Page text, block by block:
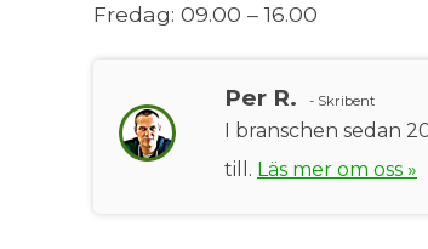
Fredag: 09.00 – 16.00
Per R. - Skribent
I branschen sedan
till. Läs mer om oss »